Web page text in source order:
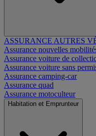
ASSURANCE AUTRES
Assurance nouvelles
Assurance voiture de
Assurance voiture sans
Assurance camping-car
Assurance quad
Assurance motoculteur
Habitation et Emprunteur